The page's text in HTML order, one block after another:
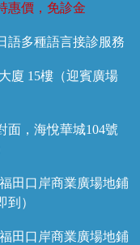
惠價，免診金
語多種語言接診服務
廈 15樓（迎賓廣場
面，海悅華城104號
田口岸商業廣場地鋪
到）
田口岸商業廣場地鋪